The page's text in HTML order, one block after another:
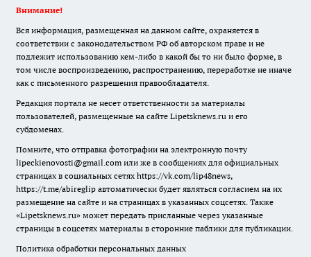
Внимание!
Вся информация, размещенная на данном сайте, охраняется в
соответствии с законодательством РФ об авторском праве и не
подлежит использованию кем-либо в какой бы то ни было форме, в
том числе воспроизведению, распространению, переработке не иначе
как с письменного разрешения правообладателя.
Редакция портала не несет ответственности за материалы
пользователей, размещенные на сайте Lipetsknews.ru и его
субдоменах.
Помните, что отправка фотографии на электронную почту
lipeckienovosti@gmail.com или же в сообщениях для официальных
страницах в социальных сетях https://vk.com/lip48news,
https://t.me/abireglip автоматически будет являться согласием на их
размещение на сайте и на страницах в указанных соцсетях. Также
«Lipetsknews.ru» может передать присланные через указанные
страницы в соцсетях материалы в сторонние паблики для публикации.
Политика обработки персональных данных